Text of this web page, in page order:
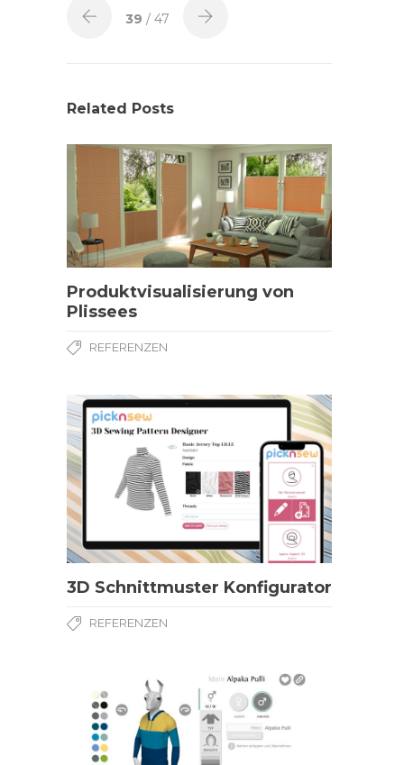
39 / 47
Related Posts
Produktvisualisierung von
Plissees
REFERENZEN
3D Schnittmuster Konfigurator
REFERENZEN